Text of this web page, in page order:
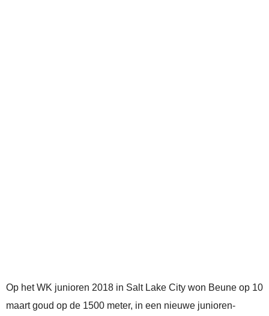
Op het WK junioren 2018 in Salt Lake City won Beune op 10
maart goud op de 1500 meter, in een nieuwe junioren-